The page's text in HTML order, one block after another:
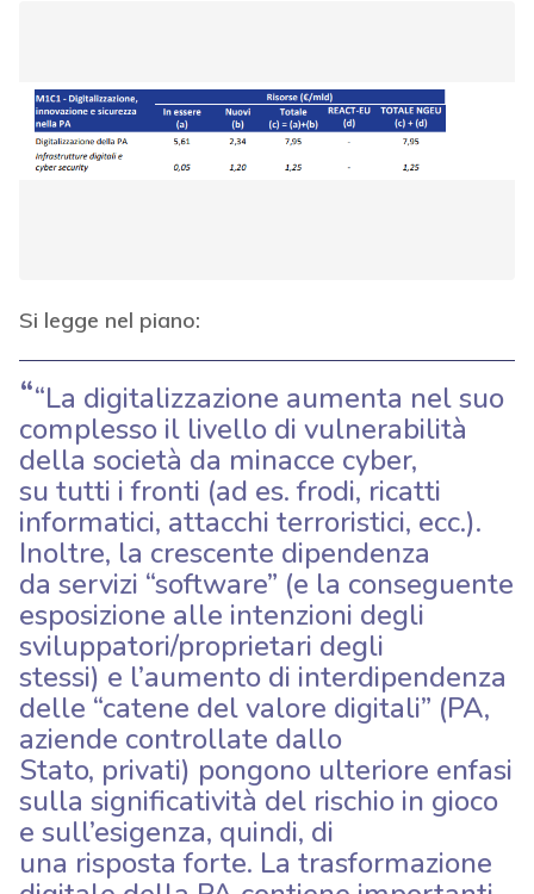
Si legge nel piano:
“La digitalizzazione aumenta nel suo
complesso il livello di vulnerabilità
della società da minacce cyber,
su tutti i fronti (ad es. frodi, ricatti
informatici, attacchi terroristici, ecc.).
Inoltre, la crescente dipendenza
da servizi “software” (e la conseguente
esposizione alle intenzioni degli
sviluppatori/proprietari degli
stessi) e l’aumento di interdipendenza
delle “catene del valore digitali” (PA,
aziende controllate dallo
Stato, privati) pongono ulteriore enfasi
sulla significatività del rischio in gioco
e sull’esigenza, quindi, di
una risposta forte. La trasformazione